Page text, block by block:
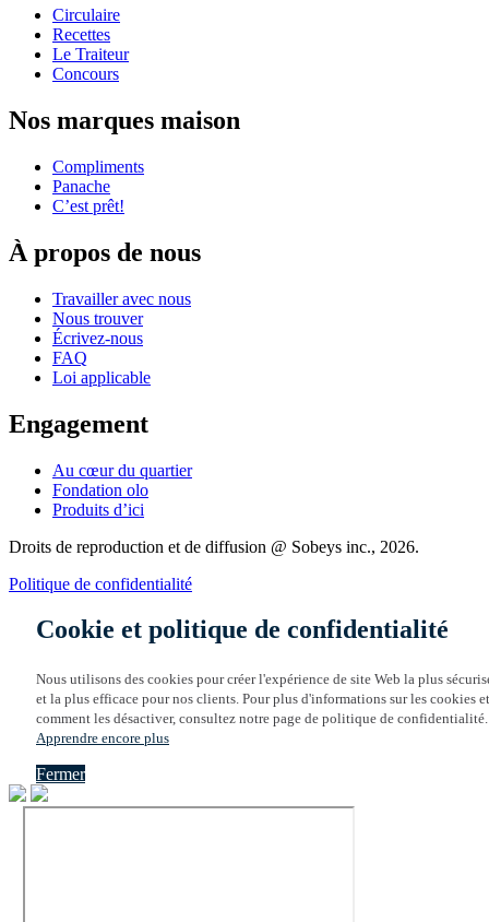
Circulaire
Recettes
Le Traiteur
Concours
Nos marques maison
Compliments
Panache
C’est prêt!
À propos de nous
Travailler avec nous
Nous trouver
Écrivez-nous
FAQ
Loi applicable
Engagement
Au cœur du quartier
Fondation olo
Produits d’ici
Droits de reproduction et de diffusion @ Sobeys inc., 2026.
Politique de confidentialité
Cookie et politique de confidentialité
Nous utilisons des cookies pour créer l'expérience de site Web la plus
et la plus efficace pour nos clients. Pour plus d'informations sur les cookies et
comment les désactiver, consultez notre page de politique de confidentialité.
Apprendre encore plus
Fermer